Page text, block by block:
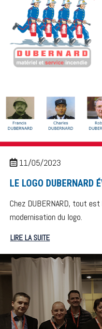
11/05/2023
LE LOGO DUBERNARD
Chez DUBERNARD, tout
modernisation du logo.
LIRE LA SUITE